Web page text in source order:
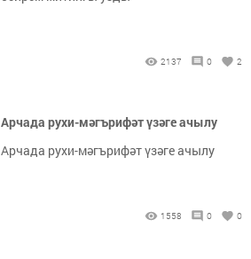
2137 0 2
Арчада рухи-мәгърифәт үзәге ачылу
Арчада рухи-мәгърифәт үзәге ачылу
1558 0 0